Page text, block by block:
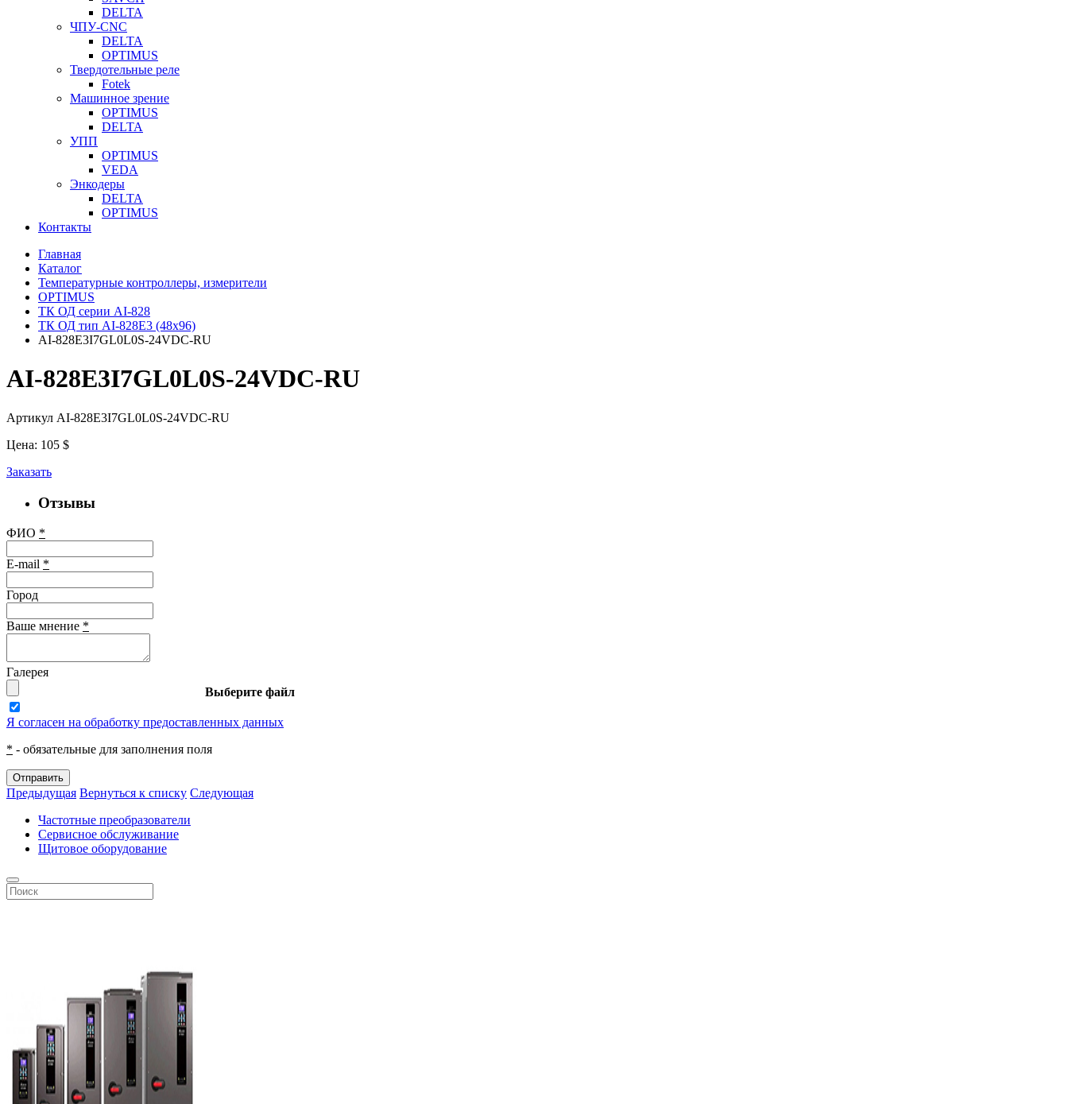
DELTA
ЧПУ-CNC
DELTA
OPTIMUS
Твердотельные реле
Fotek
Машинное зрение
OPTIMUS
DELTA
УПП
OPTIMUS
VEDA
Энкодеры
DELTA
OPTIMUS
Контакты
Главная
Каталог
Температурные контроллеры, измерители
OPTIMUS
ТК ОД серии AI-828
ТК ОД тип AI-828E3 (48x96)
AI-828E3I7GL0L0S-24VDC-RU
AI-828E3I7GL0L0S-24VDC-RU
Артикул AI-828E3I7GL0L0S-24VDC-RU
Цена: 105 $
Заказать
Отзывы
ФИО *
E-mail *
Город
Ваше мнение *
Галерея
Выберите файл
Я согласен на обработку предоставленных данных
* - обязательные для заполнения поля
Отправить
Предыдущая Вернуться к списку Следующая
Частотные преобразователи
Сервисное обслуживание
Щитовое оборудование